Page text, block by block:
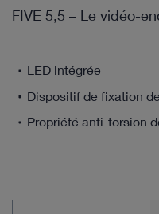
FIVE 5,5 – Le vidéo-
LED intégrée
Dispositif de fixation
Propriété anti-torsion